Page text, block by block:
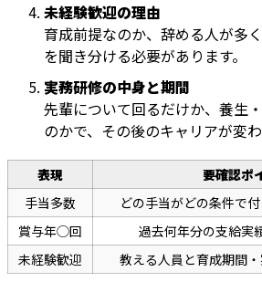
未経験歓迎の理由
育成前提なのか、辞める人が多
を聞き分ける必要があります。
実務研修の中身と期間
先輩について回るだけか、養生
のかで、その後のキャリアが変わ
表現
要確認ポ
手当多数
どの手当がどの条件で
賞与年◯回
過去何年分の支給実
未経験歓迎
教える人員と育成期間